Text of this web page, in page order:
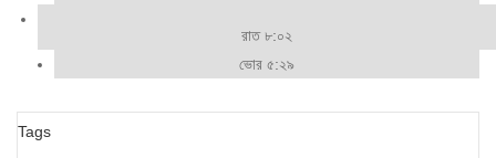
রাত ৮:০২
ভোর ৫:২৯
Tags